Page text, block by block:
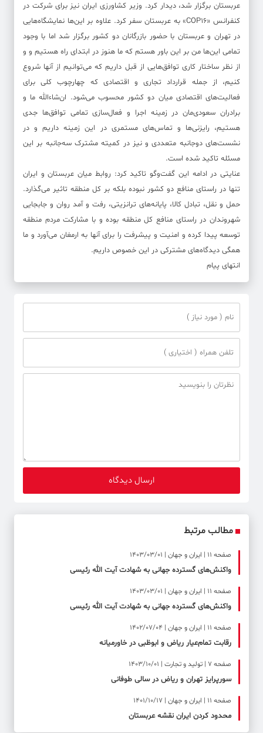
عربستان برگزار شد، دیدار کرد. وزیر کشاورزی ایران نیز برای شرکت در
کنفرانس «COP۱۶» به عربستان سفر کرد. علاوه بر این‌ها نمایشگاه‌هایی
در تهران و عربستان با حضور بازرگانان دو کشور برگزار شد اما با وجود
تمامی این‌ها من بر این باور هستم که ما هنوز در ابتدای راه هستیم و و
از نظر ساختار کاری توافق‌هایی از قبل داریم که می‌توانیم از آنها شروع
کنیم، از جمله قرارداد تجاری و اقتصادی که چهارچوب کلی برای
فعالیت‌های اقتصادی میان دو کشور محسوب می‌شود. ان‌شاءالله ما و
برادران سعودی‌مان در زمینه اجرا و فعال‌سازی تمامی توافق‌ها جدی
هستیم، رایزنی‌ها و تماس‌های مستمری در این زمینه داریم و در
نشست‌های دوجانبه متعددی و نیز در کمیته مشترک سه‌جانبه بر این
مسئله تاکید شده است.
عنایتی در ادامه این گفت‌وگو تاکید کرد: روابط میان عربستان و ایران
تنها در راستای منافع دو کشور نبوده بلکه بر کل منطقه تاثیر می‌گذارد.
حمل و نقل، تبادل کالا، پایانه‌های ترانزیتی، رفت و آمد روان و جابجایی
شهروندان در راستای منافع کل منطقه بوده و با مشارکت مردم منطقه
توسعه پیدا کرده و امنیت و پیشرفت را برای آنها به ارمغان می‌آورد و ما
همگی دیدگاه‌های مشترکی در این خصوص داریم.
انتهای پیام
مطالب مرتبط
صفحه ۱۱ | ایران و جهان | 1403/03/01
واکنش‌های گسترده جهانی به شهادت آیت الله رئیسی
صفحه ۱۱ | ایران و جهان | 1403/03/01
واکنش‌های گسترده جهانی به شهادت آیت الله رئیسی
صفحه ۱۱ | ایران و جهان | 1402/07/04
رقابت تمام‌عیار ریاض و ابوظبی در خاورمیانه
صفحه ۷ | تولید و تجارت | 1403/10/01
سورپرایز تهران و ریاض در سالی طوفانی
صفحه ۱۱ | ایران و جهان | 1401/10/17
محدود کردن ایران نقشه عربستان